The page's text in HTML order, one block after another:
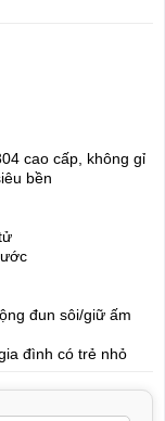
cao cấp, không gỉ
bền
đun sôi/giữ ấm
đình có trẻ nhỏ